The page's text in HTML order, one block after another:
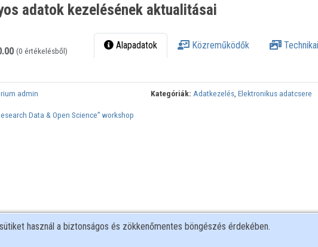
adatok kezelésének aktualitásai
(0 értékelésből) Alapadatok Közreműködők
admin Kategóriák: Adatkezelés,Elektronikus adatcsere
Data & Open Science” workshop
használ a biztonságos és zökkenőmentes böngészés érdekében.